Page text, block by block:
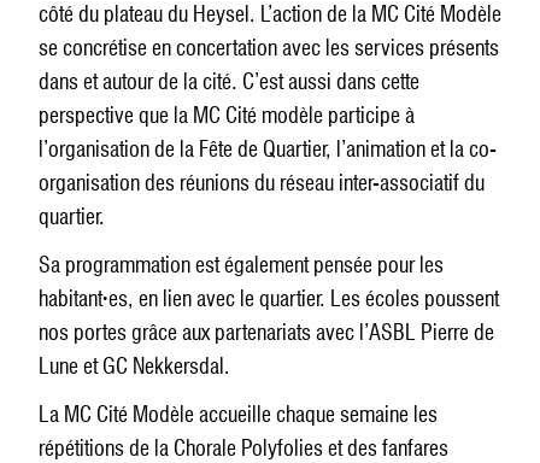
côté du plateau du Heysel. L’action de la MC Cité Modèle
se concrétise en concertation avec les services présents
dans et autour de la cité. C’est aussi dans cette
perspective que la MC Cité modèle participe à
l’organisation de la Fête de Quartier, l’animation et la co-
organisation des réunions du réseau inter-associatif du
quartier.
Sa programmation est également pensée pour les
habitant·es, en lien avec le quartier. Les écoles poussent
nos portes grâce aux partenariats avec l’ASBL Pierre de
Lune et GC Nekkersdal.
La MC Cité Modèle accueille chaque semaine les
répétitions de la Chorale Polyfolies et des fanfares